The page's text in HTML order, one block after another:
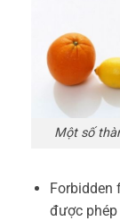
Một số
Forbidden
được